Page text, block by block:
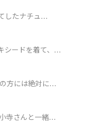
したナチュ…
シードを着て、…
方には絶対に…
寺さんと一緒…